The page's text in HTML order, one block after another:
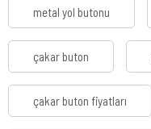
metal yol butonu
çakar buton
çakar buton fiyatları